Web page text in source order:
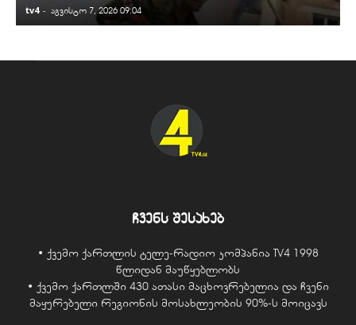
tv4 - აგვისტო 7, 2026 09:04
ჩვენს შესახებ
• ქვემო ქართლის ტელე-რადიო კომპანია TV4 1998
წლიდან მაუწყებლობს
• ქვემო ქართლში 430 ათასი მაცხოვრებელია და ჩვენი
მაყურებელი რეგიონის მოსახლეობის 90%-ს მოიცავს